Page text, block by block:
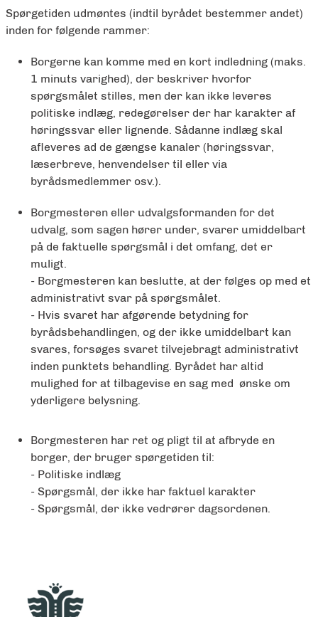
Spørgetiden udmøntes (indtil byrådet bestemmer andet)
inden for følgende rammer:
Borgerne kan komme med en kort indledning (maks.
1 minuts varighed), der beskriver hvorfor
spørgsmålet stilles, men der kan ikke leveres
politiske indlæg, redegørelser der har karakter af
høringssvar eller lignende. Sådanne indlæg skal
afleveres ad de gængse kanaler (høringssvar,
læserbreve, henvendelser til eller via
byrådsmedlemmer osv.).
Borgmesteren eller udvalgsformanden for det
udvalg, som sagen hører under, svarer umiddelbart
på de faktuelle spørgsmål i det omfang, det er
muligt.
- Borgmesteren kan beslutte, at der følges op med et
administrativt svar på spørgsmålet.
- Hvis svaret har afgørende betydning for
byrådsbehandlingen, og der ikke umiddelbart kan
svares, forsøges svaret tilvejebragt administrativt
inden punktets behandling. Byrådet har altid
mulighed for at tilbagevise en sag med ønske om
yderligere belysning.
Borgmesteren har ret og pligt til at afbryde en
borger, der bruger spørgetiden til:
- Politiske indlæg
- Spørgsmål, der ikke har faktuel karakter
- Spørgsmål, der ikke vedrører dagsordenen.